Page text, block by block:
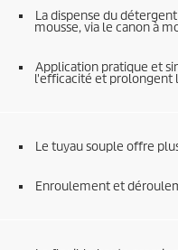
La dispense du
mousse, via le canon à
Application pratique et
l'efficacité et prolongent
Le tuyau souple offre
Enroulement et